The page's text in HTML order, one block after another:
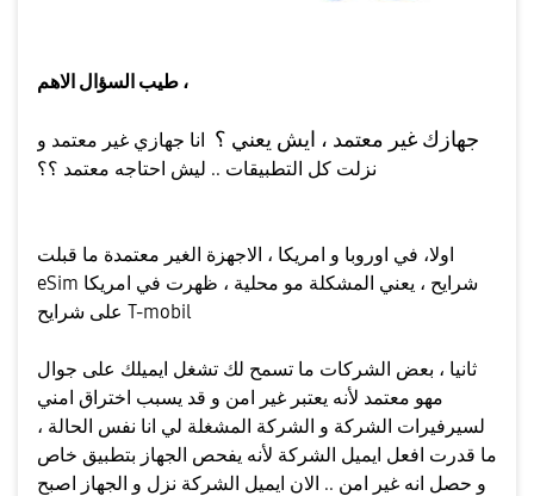
طيب السؤال الاهم ،
جهازك غير معتمد ، ايش يعني ؟ انا جهازي غير معتمد و
نزلت كل التطبيقات .. ليش احتاجه معتمد ؟؟
اولا، في اوروبا و امريكا ، الاجهزة الغير معتمدة ما قبلت
eSim شرايح ، يعني المشكلة مو محلية ، ظهرت في امريكا
على شرايح T-mobil
ثانيا ، بعض الشركات ما تسمح لك تشغل ايميلك على جوال
مهو معتمد لأنه يعتبر غير امن و قد يسبب اختراق امني
لسيرفيرات الشركة و الشركة المشغلة لي انا نفس الحالة ،
ما قدرت افعل ايميل الشركة لأنه يفحص الجهاز بتطبيق خاص
و حصل انه غير امن .. الان ايميل الشركة نزل و الجهاز اصبح